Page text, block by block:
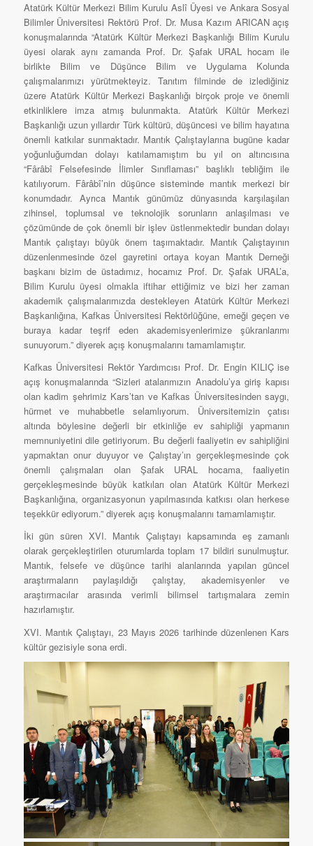
Atatürk Kültür Merkezi Bilim Kurulu Aslî Üyesi ve Ankara Sosyal
Bilimler Üniversitesi Rektörü Prof. Dr. Musa Kazım ARICAN açış
konuşmalarında “Atatürk Kültür Merkezi Başkanlığı Bilim Kurulu
üyesi olarak aynı zamanda Prof. Dr. Şafak URAL hocam ile
birlikte Bilim ve Düşünce Bilim ve Uygulama Kolunda
çalışmalarımızı yürütmekteyiz. Tanıtım filminde de izlediğiniz
üzere Atatürk Kültür Merkezi Başkanlığı birçok proje ve önemli
etkinliklere imza atmış bulunmakta. Atatürk Kültür Merkezi
Başkanlığı uzun yıllardır Türk kültürü, düşüncesi ve bilim hayatına
önemli katkılar sunmaktadır. Mantık Çalıştaylarına bugüne kadar
yoğunluğumdan dolayı katılamamıştım bu yıl on altıncısına
“Fârâbî Felsefesinde İlimler Sınıflaması” başlıklı tebliğim ile
katılıyorum. Fârâbî’nin düşünce sisteminde mantık merkezi bir
konumdadır. Ayrıca Mantık günümüz dünyasında karşılaşılan
zihinsel, toplumsal ve teknolojik sorunların anlaşılması ve
çözümünde de çok önemli bir işlev üstlenmektedir bundan dolayı
Mantık çalıştayı büyük önem taşımaktadır. Mantık Çalıştayının
düzenlenmesinde özel gayretini ortaya koyan Mantık Derneği
başkanı bizim de üstadımız, hocamız Prof. Dr. Şafak URAL’a,
Bilim Kurulu üyesi olmakla iftihar ettiğimiz ve bizi her zaman
akademik çalışmalarımızda destekleyen Atatürk Kültür Merkezi
Başkanlığına, Kafkas Üniversitesi Rektörlüğüne, emeği geçen ve
buraya kadar teşrif eden akademisyenlerimize şükranlarımı
sunuyorum.” diyerek açış konuşmalarını tamamlamıştır.
Kafkas Üniversitesi Rektör Yardımcısı Prof. Dr. Engin KILIÇ ise
açış konuşmalarında “Sizleri atalarımızın Anadolu’ya giriş kapısı
olan kadim şehrimiz Kars’tan ve Kafkas Üniversitesinden saygı,
hürmet ve muhabbetle selamlıyorum. Üniversitemizin çatısı
altında böylesine değerli bir etkinliğe ev sahipliği yapmanın
memnuniyetini dile getiriyorum. Bu değerli faaliyetin ev sahipliğini
yapmaktan onur duyuyor ve Çalıştay’ın gerçekleşmesinde çok
önemli çalışmaları olan Şafak URAL hocama, faaliyetin
gerçekleşmesinde büyük katkıları olan Atatürk Kültür Merkezi
Başkanlığına, organizasyonun yapılmasında katkısı olan herkese
teşekkür ediyorum.” diyerek açış konuşmalarını tamamlamıştır.
İki gün süren XVI. Mantık Çalıştayı kapsamında eş zamanlı
olarak gerçekleştirilen oturumlarda toplam 17 bildiri sunulmuştur.
Mantık, felsefe ve düşünce tarihi alanlarında yapılan güncel
araştırmaların paylaşıldığı çalıştay, akademisyenler ve
araştırmacılar arasında verimli bilimsel tartışmalara zemin
hazırlamıştır.
XVI. Mantık Çalıştayı, 23 Mayıs 2026 tarihinde düzenlenen Kars
kültür gezisiyle sona erdi.